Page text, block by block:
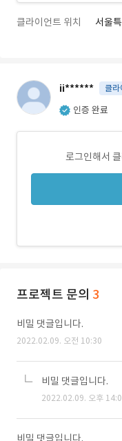
클라이언트 위치 서울
ii****** 클
인증 완료
로그인해서
프로젝트 문의 3
비밀 댓글입니다.
2022.02.09. 오전 10:30
비밀 댓글입니다.
2022.02.09. 오후
비밀 댓글입니다.